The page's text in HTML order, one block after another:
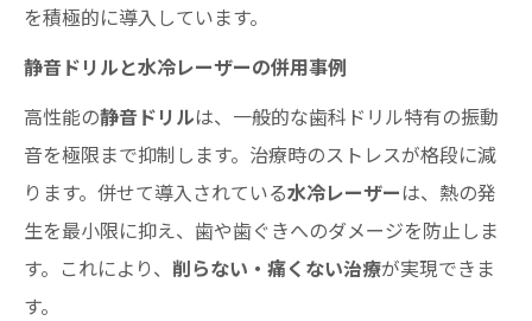
を積極的に導入しています。
静音ドリルと水冷レーザーの併用事例
高性能の静音ドリルは、一般的な歯科ドリル特有の振動
音を極限まで抑制します。治療時のストレスが格段に減
ります。併せて導入されている水冷レーザーは、熱の発
生を最小限に抑え、歯や歯ぐきへのダメージを防止しま
す。これにより、 削らない・痛くない治療が実現できま
す。